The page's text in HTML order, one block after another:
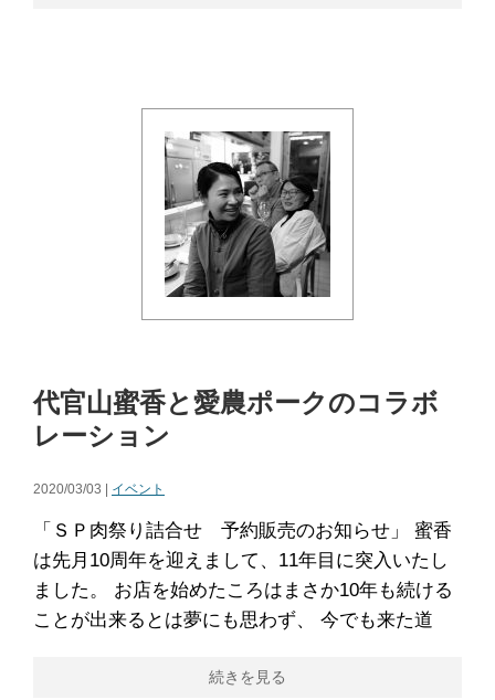
代官山蜜香と愛農ポークのコラボ
レーション
2020/03/03 | イベント
「ＳＰ肉祭り詰合せ 予約販売のお知らせ」 蜜香
は先月10周年を迎えまして、11年目に突入いたし
ました。 お店を始めたころはまさか10年も続ける
ことが出来るとは夢にも思わず、 今でも来た道
続きを見る